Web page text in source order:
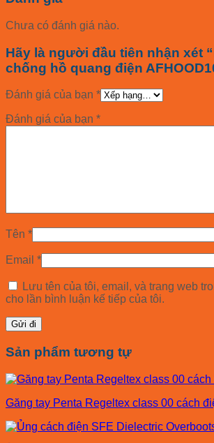
Chưa có đánh giá nào.
Hãy là người đầu tiên nhận xét
chống hồ quang điện
Đánh giá của bạn *
Đánh giá của bạn *
Tên *
Email *
Lưu tên của tôi, email, và trang web
cho lần bình luận kế tiếp của tôi.
Sản phẩm tương tự
Găng tay Penta Regeltex class 00 cách